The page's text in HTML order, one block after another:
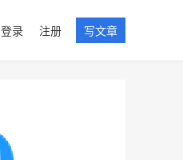
登录 注册 写文章